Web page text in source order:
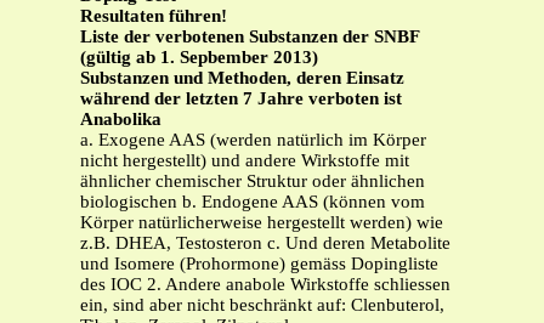
Resultaten führen!
Liste der verbotenen Substanzen der SNBF
(gültig ab 1. Sepbember 2013)
Substanzen und Methoden, deren Einsatz
während der letzten 7 Jahre verboten ist
Anabolika
a. Exogene AAS (werden natürlich im Körper
nicht hergestellt) und andere Wirkstoffe mit
ähnlicher chemischer Struktur oder ähnlichen
biologischen b. Endogene AAS (können vom
Körper natürlicherweise hergestellt werden) wie
z.B. DHEA, Testosteron c. Und deren Metabolite
und Isomere (Prohormone) gemäss Dopingliste
des IOC 2. Andere anabole Wirkstoffe schliessen
ein, sind aber nicht beschränkt auf: Clenbuterol,